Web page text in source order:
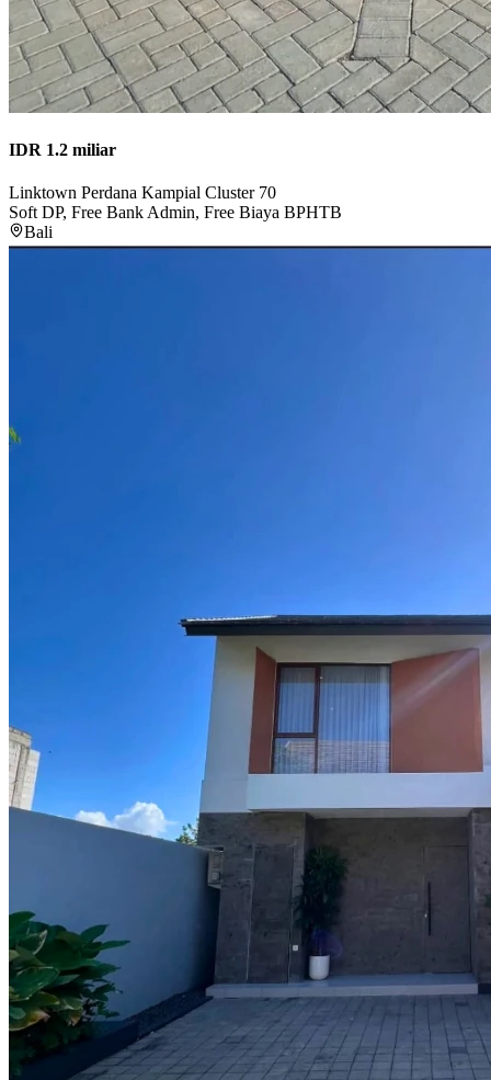
IDR 1.2 miliar
Linktown Perdana Kampial Cluster 70
Soft DP, Free Bank Admin, Free Biaya BPHTB
Bali